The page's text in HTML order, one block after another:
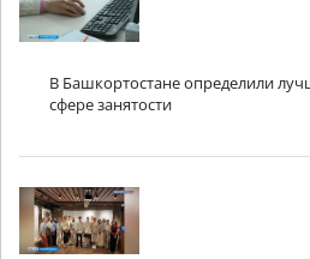
В Башкортостане определили
сфере занятости